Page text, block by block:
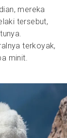
mereka
tersebut,
terkoyak,
minit.